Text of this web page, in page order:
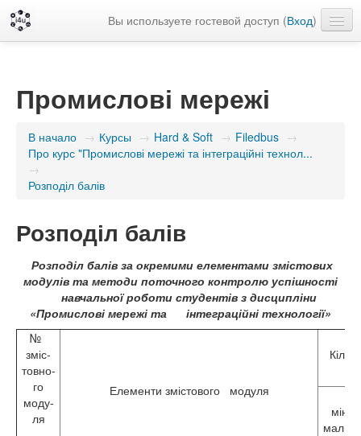
Вы используете гостевой доступ (Вход)
Промислові мережі
В начало → Курсы → Hard & Soft → Filedbus →
Про курс "Промислові мережі та інтеграційні технол...
→
Розподіл балів
Розподіл балів
Розподіл балів за окремими елементами змістових
модулів та методи поточного контролю успішності
навчальної роботи студентів з дисципліни
«Промислові мережі та інтеграційні технології»
№
зміс-
товно-
го
моду-
ля
Елементи змістового модуля
міні-